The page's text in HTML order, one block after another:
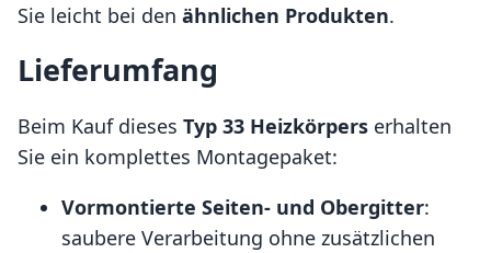
Sie leicht bei den ähnlichen Produkten.
Lieferumfang
Beim Kauf dieses Typ 33 Heizkörpers erhalten
Sie ein komplettes Montagepaket:
Vormontierte Seiten- und Obergitter:
saubere Verarbeitung ohne zusätzlichen